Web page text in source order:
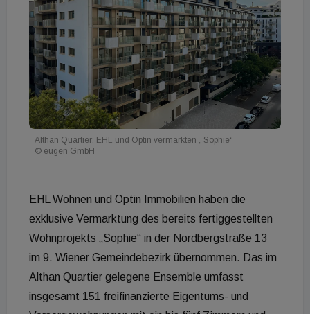
Althan Quartier: EHL und Optin vermarkten „ Sophie“
© eugen GmbH
EHL Wohnen und Optin Immobilien haben die
exklusive Vermarktung des bereits fertiggestellten
Wohnprojekts „Sophie“ in der Nordbergstraße 13
im 9. Wiener Gemeindebezirk übernommen. Das im
Althan Quartier gelegene Ensemble umfasst
insgesamt 151 freifinanzierte Eigentums- und